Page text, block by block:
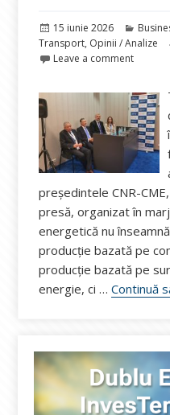
Publicat
pe
15 iunie 2026
Transport, Opinii / Analize
Leave a comment
președintele CNR-
presă, organizat în
energetică nu
producție bazată pe
producție bazată pe
energie, ci …Continuă